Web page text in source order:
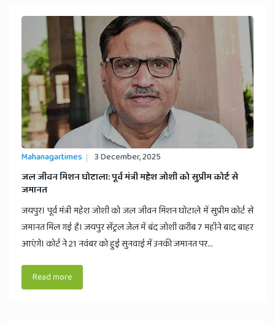
Mahanagartimes 3 December, 2025
​जल जीवन मिशन घोटाला: पूर्व मंत्री महेश जोशी को सुप्रीम कोर्ट से
जमानत
जयपुर। पूर्व मंत्री महेश जोशी को जल जीवन मिशन घोटाले में सुप्रीम कोर्ट से
जमानत मिल गई है। जयपुर सेंट्रल जेल में बंद जोशी करीब 7 महीने बाद बाहर
आएंगे। कोर्ट ने 21 नवंबर को हुई सुनवाई में उनकी जमानत पर...
Read more